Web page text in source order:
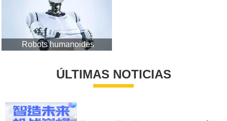
Robots humanoides
ÚLTIMAS NOTICIAS